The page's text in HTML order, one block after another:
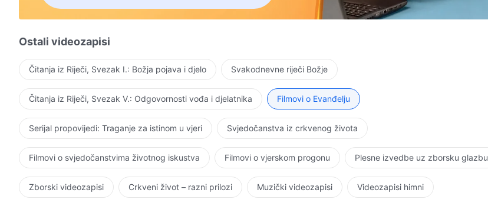
Ostali videozapisi
Čitanja iz Riječi, Svezak I.: Božja pojava i djelo Svakodnevne riječi Božje
Čitanja iz Riječi, Svezak V.: Odgovornosti vođa i djelatnika Filmovi o Evanđelju
Serijal propovijedi: Traganje za istinom u vjeri Svjedočanstva iz crkvenog života
Filmovi o svjedočanstvima životnog iskustva Filmovi o vjerskom progonu Plesne izvedbe uz zborsku glazbu
Zborski videozapisi Crkveni život – razni prilozi Muzički videozapisi Videozapisi himni